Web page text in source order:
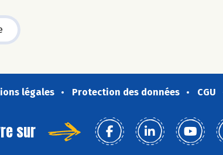
légales Protection des données CGU
sur